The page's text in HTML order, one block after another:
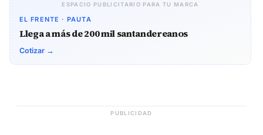
ESPACIO PUBLICITARIO PARA TU MARCA
EL FRENTE · PAUTA
Llega a más de 200 mil santandereanos
Cotizar →
PUBLICIDAD